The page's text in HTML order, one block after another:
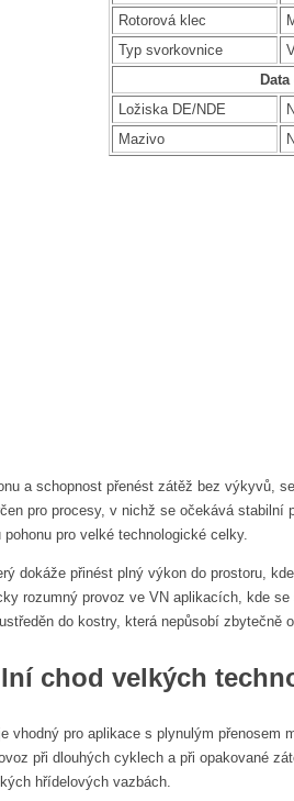
Rotorová klec
Typ svorkovnice
Ložiska DE/NDE
Mazivo
a schopnost přenést zátěž bez výkyvů, se
pro procesy, v nichž se očekává
pro velké technologické celky.
dokáže přinést plný výkon do prostoru,
rozumný provoz ve VN aplikacích, kde
do kostry, která nepůsobí zbytečně
chod velkých
pro aplikace s plynulým přenosem
při dlouhých cyklech a při opakované
hřídelových vazbách.